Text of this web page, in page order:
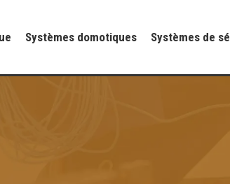
Systèmes domotiques Systèmes de